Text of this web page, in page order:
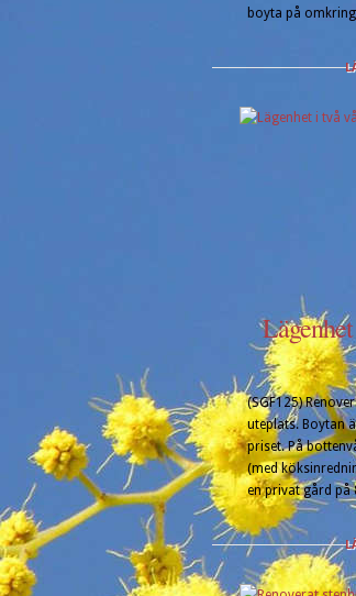
boyta på
(SGF125)
uteplats. Boytan
priset. På
(med
en privat gård på